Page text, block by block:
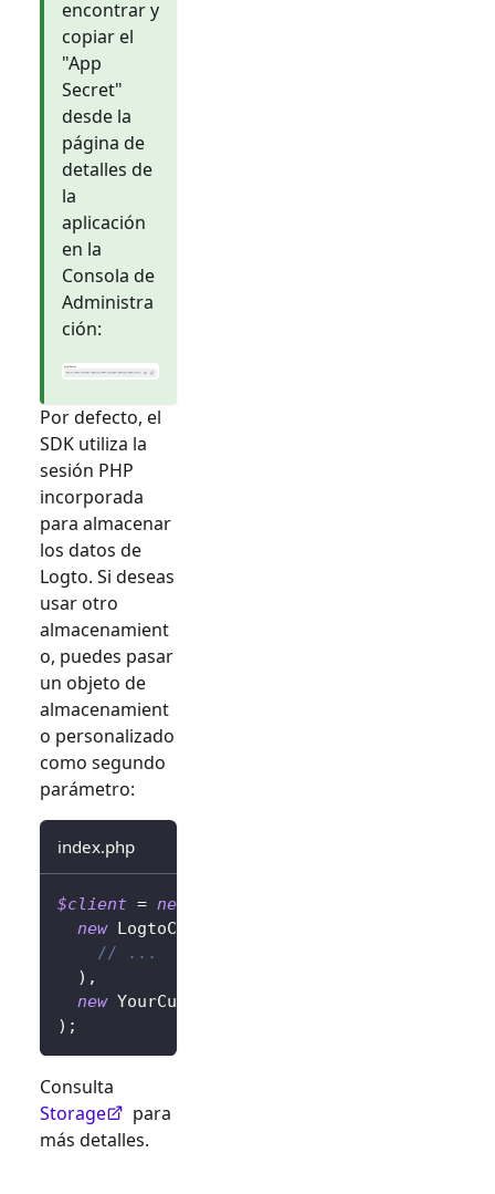
encontrar y
copiar el
"App
Secret"
desde la
página de
detalles de
la
aplicación
en la
Consola de
Administra
ción:
Por defecto, el
SDK utiliza la
sesión PHP
incorporada
para almacenar
los datos de
Logto. Si deseas
usar otro
almacenamient
o, puedes pasar
un objeto de
almacenamient
o personalizado
como segundo
parámetro:
index.php
$client = new
new LogtoConfig
// ...
) ,
new YourCustomStorage
) ;
Consulta
Storage
para
más detalles.